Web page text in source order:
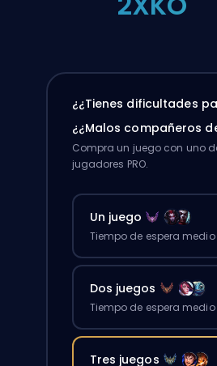
¿¿Tienes dificultades
¿¿Malos compañeros
Compra un juego con uno
jugadores PRO.
Un juego
Tiempo de espera
Dos juegos
Tiempo de espera
Tres juegos